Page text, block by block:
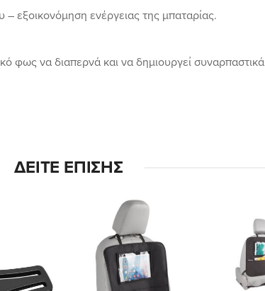
εξοικονόμηση ενέργειας της μπαταρίας.
φως να διαπερνά και να δημιουργεί
ΔΕΊΤΕ ΕΠΊΣΗΣ